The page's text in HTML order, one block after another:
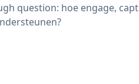
question: hoe engage,